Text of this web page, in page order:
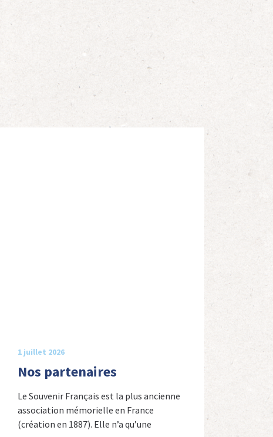
1 juillet 2026
Nos partenaires
Le Souvenir Français est la plus ancienne
association mémorielle en France
(création en 1887). Elle n’a qu’une